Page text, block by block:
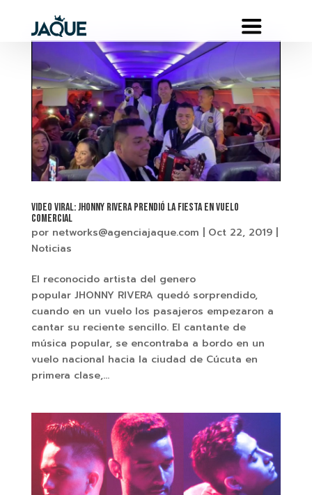
VIDEO VIRAL: JHONNY RIVERA PRENDIÓ LA FIESTA EN VUELO
COMERCIAL
por networks@agenciajaque.com | Oct 22, 2019|
Noticias
El reconocido artista del genero
popular JHONNY RIVERA quedó sorprendido,
cuando en un vuelo los pasajeros empezaron a
cantar su reciente sencillo. El cantante de
música popular, se encontraba a bordo en un
vuelo nacional hacia la ciudad de Cúcuta en
primera clase,...